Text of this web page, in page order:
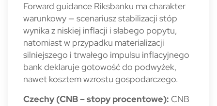
Forward guidance Riksbanku ma charakter
warunkowy — scenariusz stabilizacji stóp
wynika z niskiej inflacji i słabego popytu,
natomiast w przypadku materializacji
silniejszego i trwałego impulsu inflacyjnego
bank deklaruje gotowość do podwyżek,
nawet kosztem wzrostu gospodarczego.
Czechy (CNB – stopy procentowe): CNB